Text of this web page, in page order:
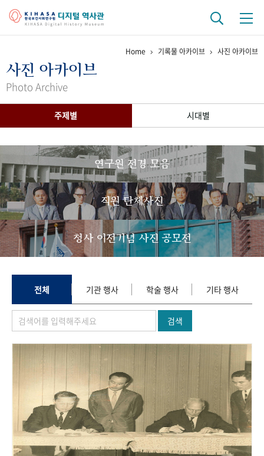
걸어온 길 기관 변천사
간행물 변천사
기록물 아카이브
사진 아카이브 문서 기록물 행정박물 영상 기록물
50+1 주년 기념
성과 50선 숫자로 보는 50년
세계와 함께 한 KIHASA
VR 역사관
Home 기록물 아카이브 사진 아카이브
사진 아카이브
Photo Archive
주제별 시대별
연구원 전경 모음
직원 단체사진
청사 이전기념 사진 공모전
전체 기관 행사 학술 행사 기타 행사
검색